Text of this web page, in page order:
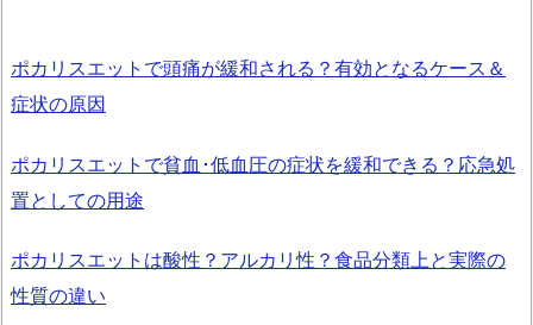
ポカリスエットで頭痛が緩和される？有効となるケース＆
症状の原因
ポカリスエットで貧血･低血圧の症状を緩和できる？応急処
置としての用途
ポカリスエットは酸性？アルカリ性？食品分類上と実際の
性質の違い